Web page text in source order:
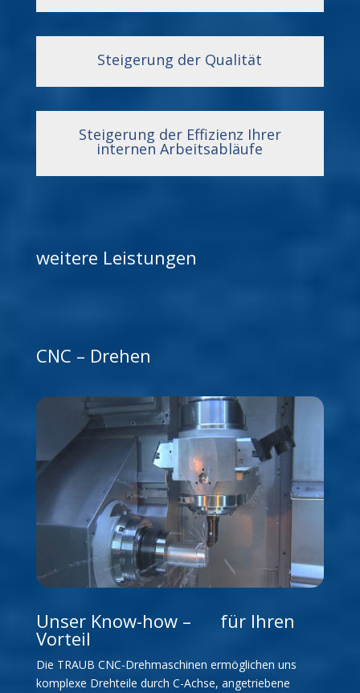
Steigerung der Qualität
Steigerung der Effizienz Ihrer
internen Arbeitsabläufe
weitere Leistungen
CNC – Drehen
Unser Know-how – für Ihren
Vorteil
Die TRAUB CNC-Drehmaschinen ermöglichen uns
komplexe Drehteile durch C-Achse, angetriebene